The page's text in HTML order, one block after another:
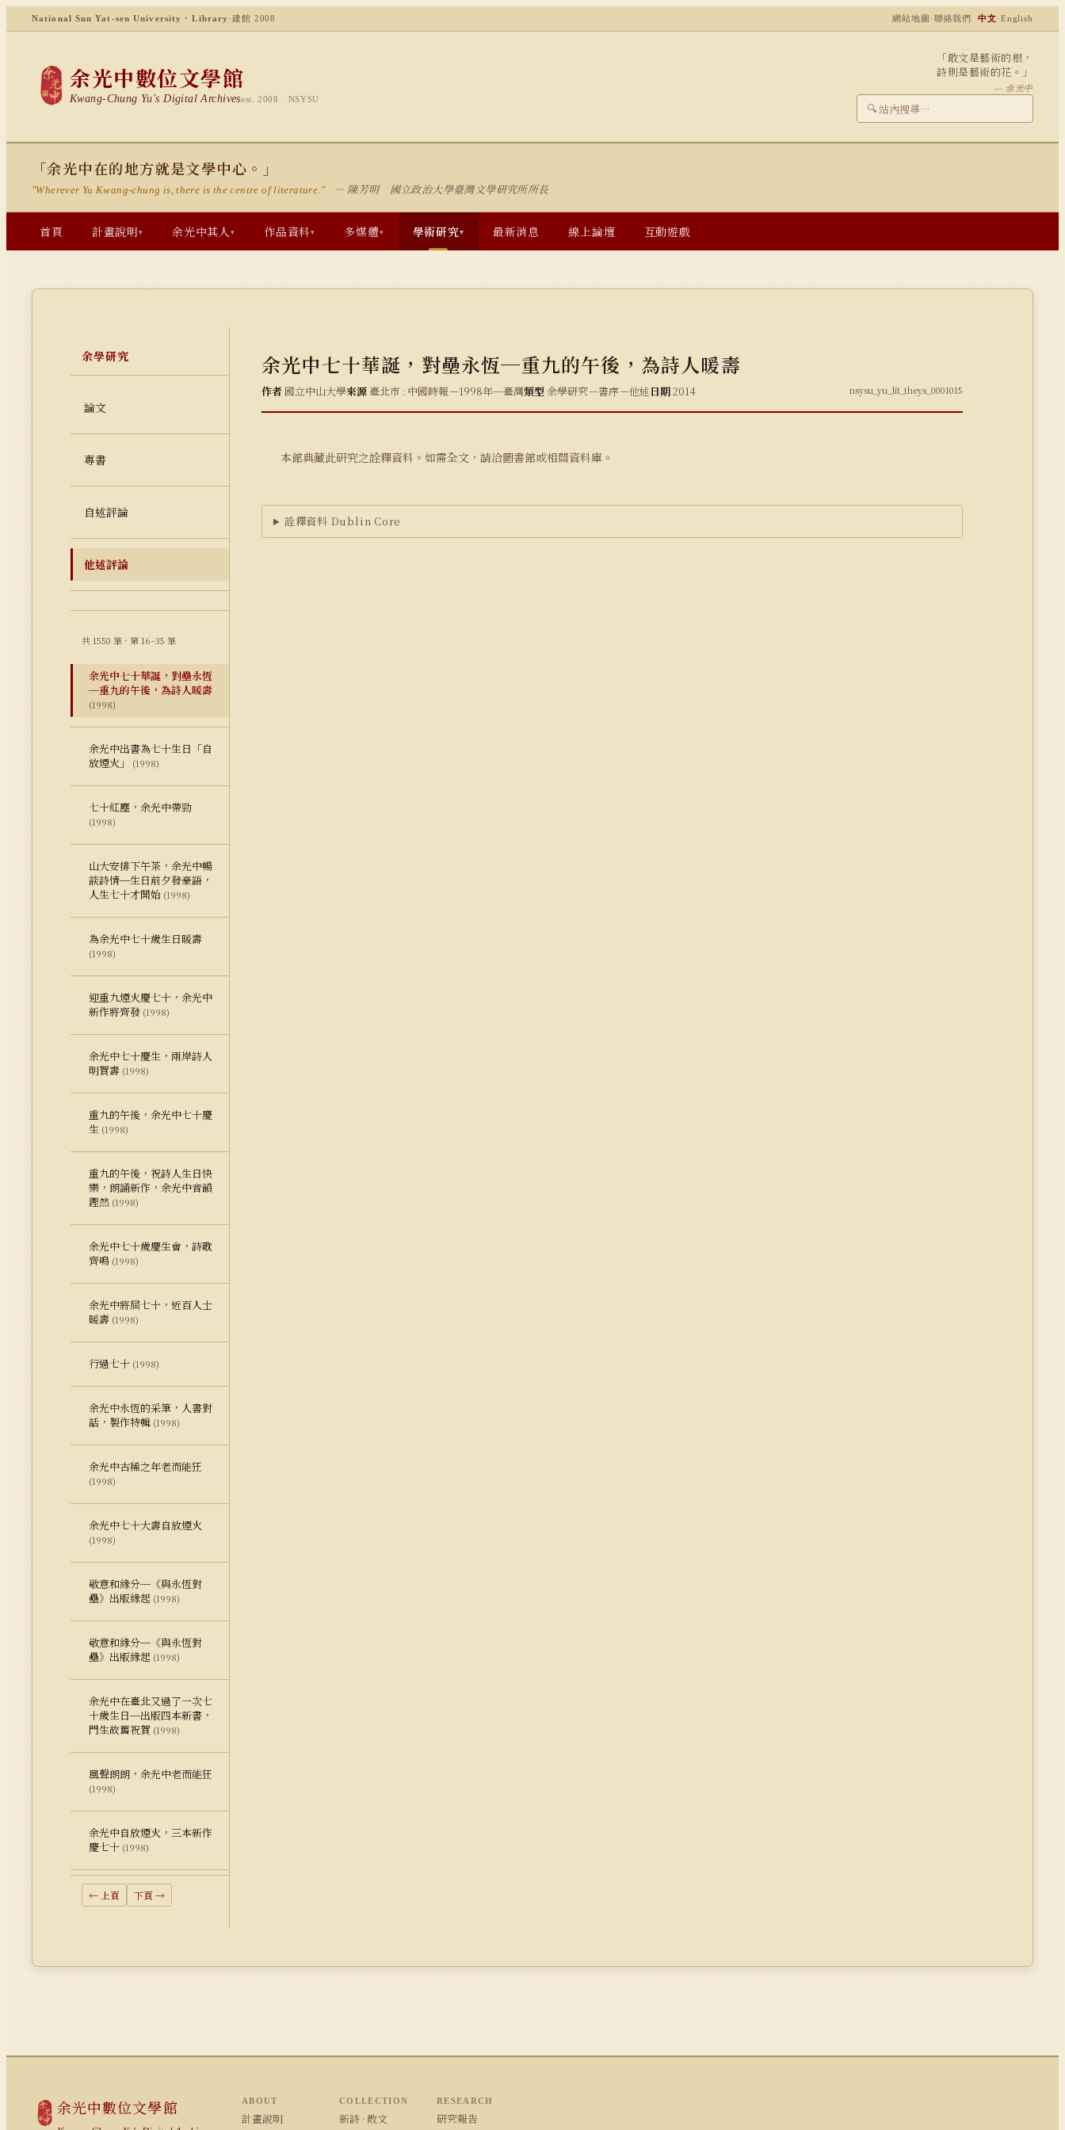
National Sun Yat-sen University · Library ·建館 2008 網站地圖 ·聯絡我們 中文·English
余光中數位文學館
Kwang-Chung Yu's Digital Archivesest. 2008 · NSYSU
「敢文是藝術的根，
詩則是藝術的花。」
— 余光中
🔍
「余光中在的地方就是文學中心。」
"Wherever Yu Kwang-chung is, there is the centre of literature." — 陳芳明 國立政治大學臺灣文學研究所所長
首頁 計畫說明▾ 余光中其人▾ 作品資料▾ 多媒體▾ 學術研究▾ 最新消息 線上論壇 互動遊戲
余學研究
論文
專書
自述評論
他述評論
共 1550 筆 · 第 16–35 筆
余光中七十華誕，對壘永恆
─重九的午後，為詩人暖壽
(1998)
余光中出書為七十生日「自
放煙火」
(1998)
七十紅塵，余光中帶勁
(1998)
山大安排下午茶，余光中暢
談詩情─生日前夕發豪語，
人生七十才開始 (1998)
為余光中七十歲生日暖壽
(1998)
迎重九煙火慶七十，余光中
新作將齊發 (1998)
余光中七十慶生，兩岸詩人
明賀壽 (1998)
重九的午後，余光中七十慶
生 (1998)
重九的午後，祝詩人生日快
樂，朗誦新作，余光中音韻
鏗然 (1998)
余光中七十歲慶生會，詩歌
齊鳴 (1998)
余光中將屆七十，近百人士
暖壽 (1998)
行過七十 (1998)
余光中永恆的采筆，人書對
話，製作特輯 (1998)
余光中古稀之年老而能狂
(1998)
余光中七十大壽自放煙火
(1998)
敬意和緣分─《與永恆對
壘》出版緣起 (1998)
敬意和緣分─《與永恆對
壘》出版緣起 (1998)
余光中在臺北又過了一次七
十歲生日─出版四本新書，
門生故舊祝賀 (1998)
風聲朗朗，余光中老而能狂
(1998)
余光中自放煙火，三本新作
慶七十 (1998)
← 上頁 下頁 →
余光中七十華誕，對壘永恆─重九的午後，為詩人暖壽
作者 國立中山大學來源臺北市 : 中國時報－1998年─臺灣類型 余學研究－書序－他述日期2014 nsysu_yu_lit_theys_0001015
本館典藏此研究之詮釋資料。如需全文，請洽圖書館或相關資料庫。
詮釋資料 Dublin Core
余光中數位文學館 ABOUT
計畫說明
COLLECTION
新詩 · 散文
RESEARCH
研究報告